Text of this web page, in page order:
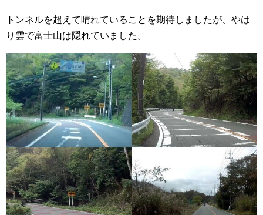
トンネルを超えて晴れていることを期待しましたが、やは
り雲で富士山は隠れていました。